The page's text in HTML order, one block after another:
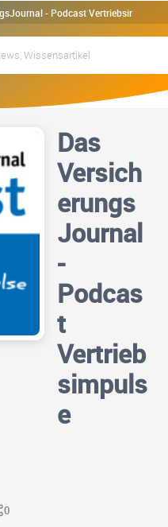
- Podcast Vertriebsimpulse
Das
Versich
erungs
Journal
-
Podcas
t
Vertrieb
simpuls
e
0